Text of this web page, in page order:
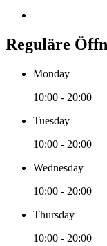
Reguläre
Monday
10:00 - 20:00
Tuesday
10:00 - 20:00
Wednesday
10:00 - 20:00
Thursday
10:00 - 20:00